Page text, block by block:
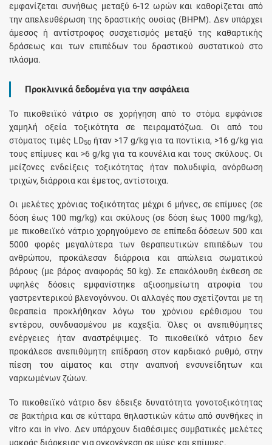
εμφανίζεται συνήθως μεταξύ 6-12 ωρών και καθορίζεται από
την απελευθέρωση της δραστικής ουσίας (BHPM). Δεν υπάρχει
άμεσος ή αντίστροφος συσχετισμός μεταξύ της καθαρτικής
δράσεως και των επιπέδων του δραστικού συστατικού στο
πλάσμα.
Προκλινικά δεδομένα για την ασφάλεια
Το πικοθειϊκό νάτριο σε χορήγηση από το στόμα εμφάνισε
χαμηλή οξεία τοξικότητα σε πειραματόζωα. Οι από του
στόματος τιμές LD50ήταν >17 g/kg για τα ποντίκια, >16 g/kg για
τους επίμυες και >6 g/kg για τα κουνέλια και τους σκύλους. Οι
μείζονες ενδείξεις τοξικότητας ήταν πολυδιψία, ανόρθωση
τριχών, διάρροια και έμετος, αντίστοιχα.
Οι μελέτες χρόνιας τοξικότητας μέχρι 6 μήνες, σε επίμυες (σε
δόση έως 100 mg/kg) και σκύλους (σε δόση έως 1000 mg/kg),
με πικοθειϊκό νάτριο χορηγούμενο σε επίπεδα δόσεων 500 και
5000 φορές μεγαλύτερα των θεραπευτικών επιπέδων του
ανθρώπου, προκάλεσαν διάρροια και απώλεια σωματικού
βάρους (με βάρος αναφοράς 50 kg). Σε επακόλουθη έκθεση σε
υψηλές δόσεις εμφανίστηκε αξιοσημείωτη ατροφία του
γαστρεντερικού βλενογόννου. Οι αλλαγές που σχετίζονται με τη
θεραπεία προκλήθηκαν λόγω του χρόνιου ερέθισμου του
εντέρου, συνδυασμένου με καχεξία. Όλες οι ανεπιθύμητες
ενέργειες ήταν αναστρέψιμες. Το πικοθειϊκό νάτριο δεν
προκάλεσε ανεπιθύμητη επίδραση στον καρδιακό ρυθμό, στην
πίεση του αίματος και στην αναπνοή ενσυνείδητων και
ναρκωμένων ζώων.
Το πικοθειϊκό νάτριο δεν έδειξε δυνατότητα γονοτοξικότητας
σε βακτήρια και σε κύτταρα θηλαστικών κάτω από συνθήκες in
vitro και in vivo. Δεν υπάρχουν διαθέσιμες συμβατικές μελέτες
μακράς διάρκειας για ογκογένεση σε μύες και επίμυες.